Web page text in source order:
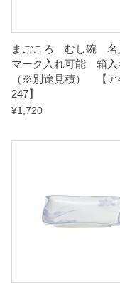
）
【
4
まごころ むし碗 名
マーク入れ可能 箱入
（※別途見積） 【ア
247】
¥1,720